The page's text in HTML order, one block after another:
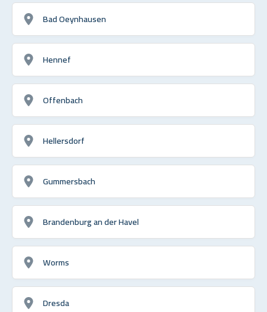
Bad Oeynhausen
Hennef
Offenbach
Hellersdorf
Gummersbach
Brandenburg an der Havel
Worms
Dresda